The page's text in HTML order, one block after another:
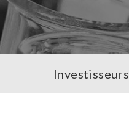
Investisseurs